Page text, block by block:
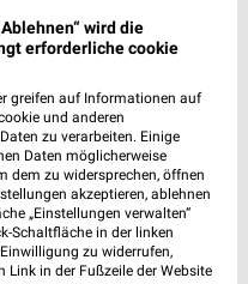
36,3 km
Abverkauf
bis Fr. 28.08.
wird die
erforderliche cookie
greifen auf Informationen auf
und anderen
zu verarbeiten. Einige
Daten möglicherweise
dem zu widersprechen, öffnen
akzeptieren, ablehnen
„Einstellungen verwalten“
Schaltfläche in der linken
zu widerrufen,
Link in der Fußzeile der Website